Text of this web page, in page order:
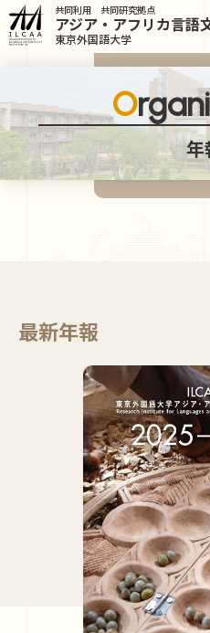
共同利用 共同研究拠点
アジア・アフリカ言語
東京外国語大学
年
最新年報